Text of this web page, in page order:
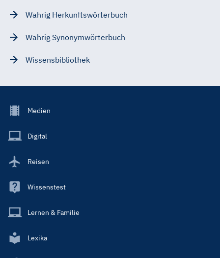
Wahrig Herkunftswörterbuch
Wahrig Synonymwörterbuch
Wissensbibliothek
Footer
Main
Medien
Digital
Reisen
Wissenstest
Lernen & Familie
Lexika